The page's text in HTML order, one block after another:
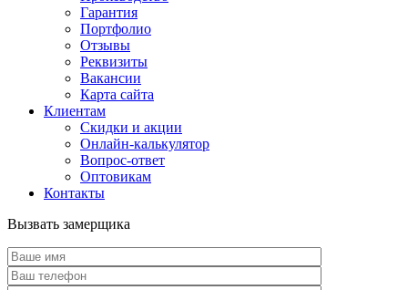
Гарантия
Портфолио
Отзывы
Реквизиты
Вакансии
Карта сайта
Клиентам
Скидки и акции
Онлайн-калькулятор
Вопрос-ответ
Оптовикам
Контакты
Вызвать замерщика